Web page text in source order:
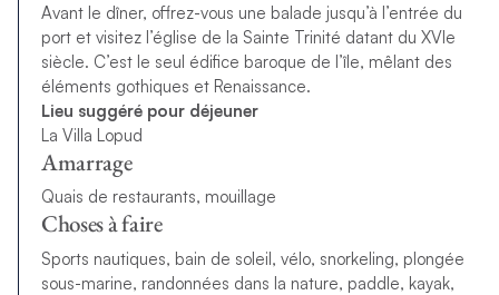
Avant le dîner, offrez-vous une balade jusqu’à l’entrée du
port et visitez l’église de la Sainte Trinité datant du XVIe
siècle. C’est le seul édifice baroque de l’île, mêlant des
éléments gothiques et Renaissance.
Lieu suggéré pour déjeuner
La Villa Lopud
Amarrage
Quais de restaurants, mouillage
Choses à faire
Sports nautiques, bain de soleil, vélo, snorkeling, plongée
sous-marine, randonnées dans la nature, paddle, kayak,